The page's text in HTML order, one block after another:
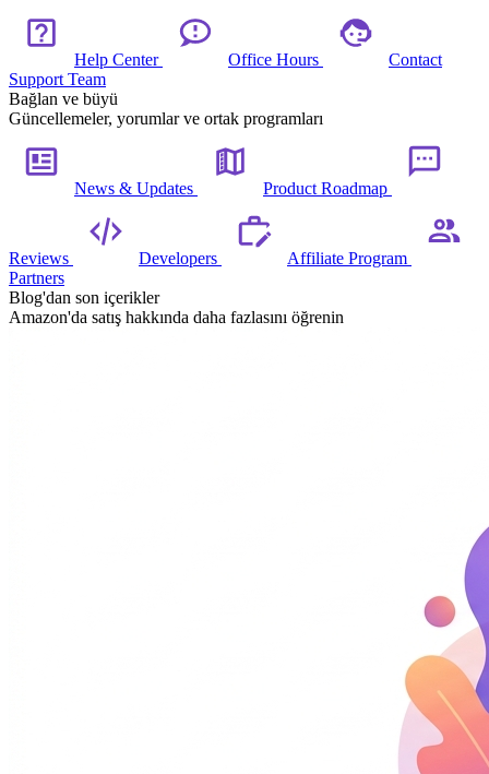
Help Center Office Hours
Contact
Support Team
Bağlan ve büyü
Güncellemeler, yorumlar ve ortak programları
News & Updates Product Roadmap
Reviews Developers
Affiliate Program
Partners
Blog'dan son içerikler
Amazon'da satış hakkında daha fazlasını öğrenin